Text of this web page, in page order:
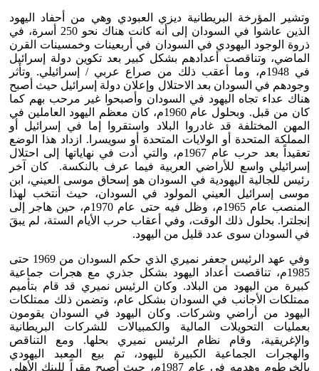
وتشير المؤرخة البريطانية ديزي العبودي وهي من أحفاد اليهود
الذين عاشوا في السودان إلى أنه كانت هناك نحو 250 أسرة، في
ذروة الوجود اليهودي في السودان في أربعينات وخمسينات القرن
الماضي، وتناقصت أعدادهم بشكل كبير بعد تكوين دولة إسرائيل
في 1948م، وما أعقب ذلك من صراع عربي / إسرائيلي. وتأثر
وجودهم في السودان بعد الاحتلال وإعلان دولة إسرائيل حيث أصبح
هناك عداء تجاه اليهود في السودان وأصبحوا غير مرحب بهم كما
كان من قبل. وبحلول عام 1960م، كان معظم اليهود العاملين في
المهن المختلفة قد غادروا البلاد واستقروا إما في إسرائيل أو
المملكة المتحدة أو الولايات المتحدة أو سويسرا. ازداد هذا الوضع
تعقيداً بعد حرب عام 1967م، والتي أدت في نهاياتها إلى احتلال
إسرائيلي واسع للأراضي العربية فيما عرف بالنكسة. كان آخر
رئيس للجالية اليهودية في السودان هو إسحاق موسى العيني، ابن
موسى إسرائيل العيني المولود في السودان، حيث أنتخب لهذا
المنصب عام 1965م، وظل فيه حتى عام 1970م، حين هاجر إلى
إنجلترا. بحلول ذلك الوقت، وفي أعقاب حرب الأيام الستة، لم يبقَ
في السودان سوى عدد قليل من اليهود.
وفي عهد الرئيس جعفر نميري الذي حكم السودان من 1969 حتى
1985م، تناقصت أعداد اليهود بشكل جذري مع هجرات جماعية
كبيرة من اليهود من البلاد. وكان الرئيس نميري قد قام بتأميم
ممتلكات الأجانب في السودان بشكل عام، وتضمن ذلك ممتلكات
اليهود من أراضي وشركات. وكان اليهود في السودان يقومون
بعمليات التحويلات المالية والكمبيالات للشركات البريطانية
والإغريقية، وقام نظام الرئيس نميري بحلها. ومع التناقص
والهجرات الجماعية الكبيرة لليهود، تم بيع المعبد اليهودي
بالخرطوم وهدمه في عام 1987م، حيث أصبح مقراً للبنك الأهلي